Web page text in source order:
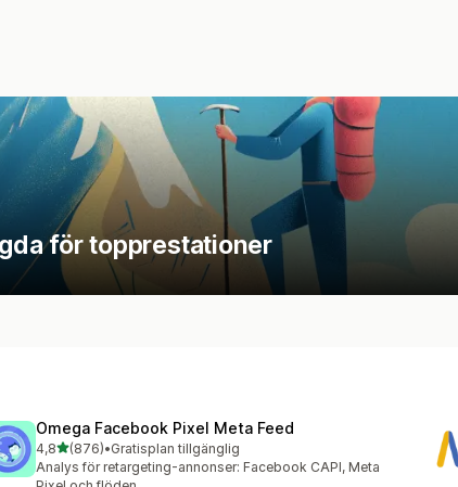
för topprestationer
Omega Facebook Pixel Meta Feed
4,8av 5 stjärnor
(876)
876 recensioner totalt
•Gratisplan tillgänglig
Analys för retargeting-annonser: Facebook CAPI, Meta